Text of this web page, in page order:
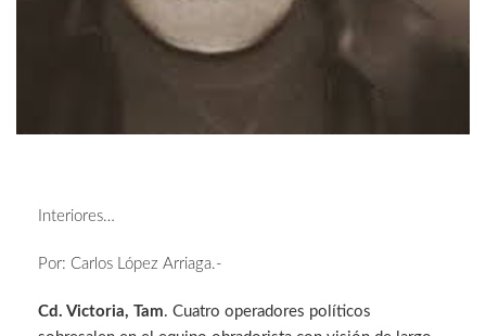
Interiores…
Por: Carlos López Arriaga.-
Cd. Victoria, Tam. Cuatro operadores políticos